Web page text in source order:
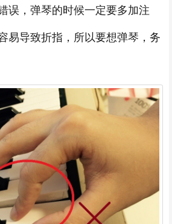
误，弹琴的时候一定要多加注
易导致折指，所以要想弹琴，务